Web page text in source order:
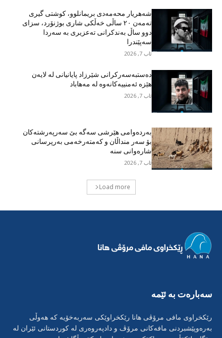
شەهریار محەمەدی بریمانلوو، کوشتی گیری
تەمەن ٢٠ ساڵی خەڵکی شاری بوژنۆرد، سزای
دوو ساڵ بەندکرانی تەعزیری بە سەردا
سەپێندرا
ئاب 7, 2026
دەستبەسەرکرانی شێرزاد پایانیانی لە لایەن
هێزە ئەمنییەکانەوە لە مەهاباد
ئاب 7, 2026
بەردەوامی هێرشی سەگە بێ سەرپەرشتەکان
بۆ سەر منداڵان و کەمتەرخەمی بەرپرسانی
شارەوانی سنە
ئاب 7, 2026
Load more
سەبارەت بە ئێمە
رێکخراوی مافی مرۆڤی هانا رێکخراوێکی سەربەخۆیە کە هەوڵی
بەرەوپێشبردنی مافەکانی مرۆڤ و دادپەروەری لە کوردستانی ئێران لە